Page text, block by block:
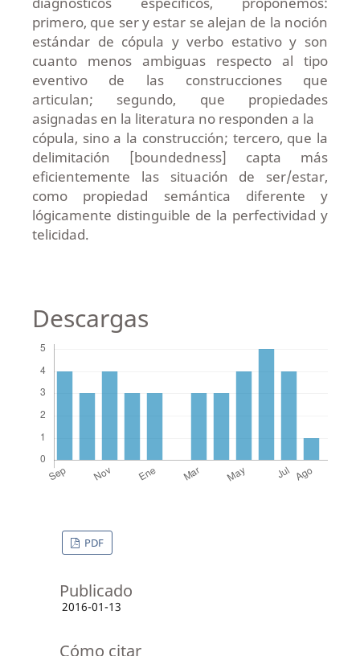
primero, que ser y estar se alejan de la noción
estándar de cópula y verbo estativo y son
cuanto menos ambiguas respecto al tipo
eventivo de las construcciones que
articulan; segundo, que propiedades
asignadas en la literatura no responden a la
cópula, sino a la construcción; tercero, que la
delimitación [boundedness] capta más
eficientemente las situación de ser/estar,
como propiedad semántica diferente y
lógicamente distinguible de la perfectividad y
telicidad.
Descargas
PDF
Publicado
2016-01-13
Cómo citar